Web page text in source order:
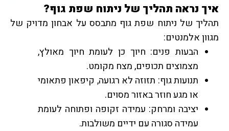
איך נראה תהליך של ניתוח שפת גוף?
תהליך של ניתוח שפת גוף מתבסס על אבחון מדויק של
מגוון אלמנטים:
הבעות פנים: חיוך כן לעומת חיוך מאולץ,
מצמוצים תכופים, מצח מקומט.
תנועות גוף: תזוזה לא רגועה, קיפאון פתאומי
או מגע חוזר באזור מסוים.
יציבה ומרחק: עמידה זקופה ופתוחה לעומת
עמידה סגורה עם ידיים משולבות.